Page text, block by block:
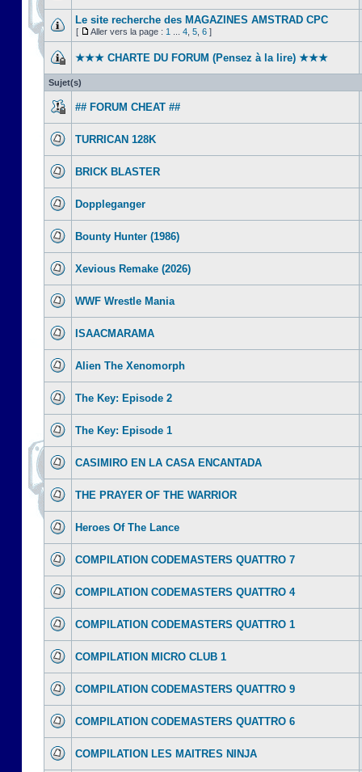
Le site recherche des MAGAZINES AMSTRAD CPC
[ Aller vers la page : 1 4 5 6 ]
★★★ CHARTE DU FORUM (Pensez à la lire) ★★★
Sujet(s)
## FORUM CHEAT ##
TURRICAN 128K
BRICK BLASTER
Doppleganger
Bounty Hunter (1986)
Xevious Remake (2026)
WWF Wrestle Mania
ISAACMARAMA
Alien The Xenomorph
The Key: Episode 2
The Key: Episode 1
CASIMIRO EN LA CASA ENCANTADA
THE PRAYER OF THE WARRIOR
Heroes Of The Lance
COMPILATION CODEMASTERS QUATTRO 7
COMPILATION CODEMASTERS QUATTRO 4
COMPILATION CODEMASTERS QUATTRO 1
COMPILATION MICRO CLUB 1
COMPILATION CODEMASTERS QUATTRO 9
COMPILATION CODEMASTERS QUATTRO 6
COMPILATION LES MAITRES NINJA